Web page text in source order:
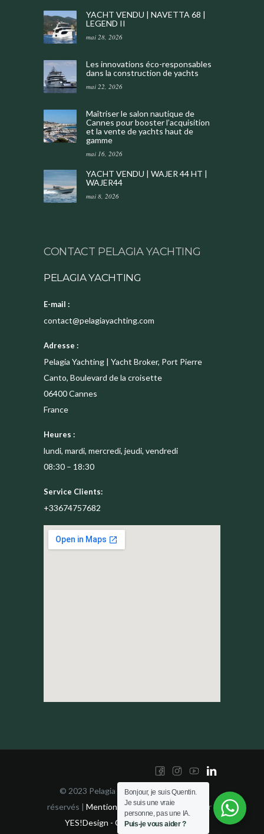
YACHT VENDU | NAVETTA 68 |
LEGEND II
mai 28, 2026
Les innovations éco-responsables
dans la construction de yachts
mai 22, 2026
Maîtriser le salon nautique de
Cannes pour booster l’acquisition
et la vente de yachts haut de
gamme
mai 16, 2026
YACHT VENDU | WAJER 44 HT |
WAJER44
mai 8, 2026
CONTACT PELAGIA YACHTING
PELAGIA YACHTING
E-mail :
contact@pelagiayachting.com
Adresse :
Pelagia Yachting | Yacht Broker, Port Pierre
Canto, Boulevard de la croisette
06400Cannes
France
Heures :
lundi, mardi, mercredi, jeudi, vendredi
08:30 – 18:30
Service Clients:
+33674757682
© 2023 Pelagia Yachting | Tous droits
réservés | Mentions Légales| Développé par
YES!Design - Consultant SEO Nice
Bonjour, je suis Quentin.
Je suis une vraie
personne, pas une IA.
Puis-je vous aider ?